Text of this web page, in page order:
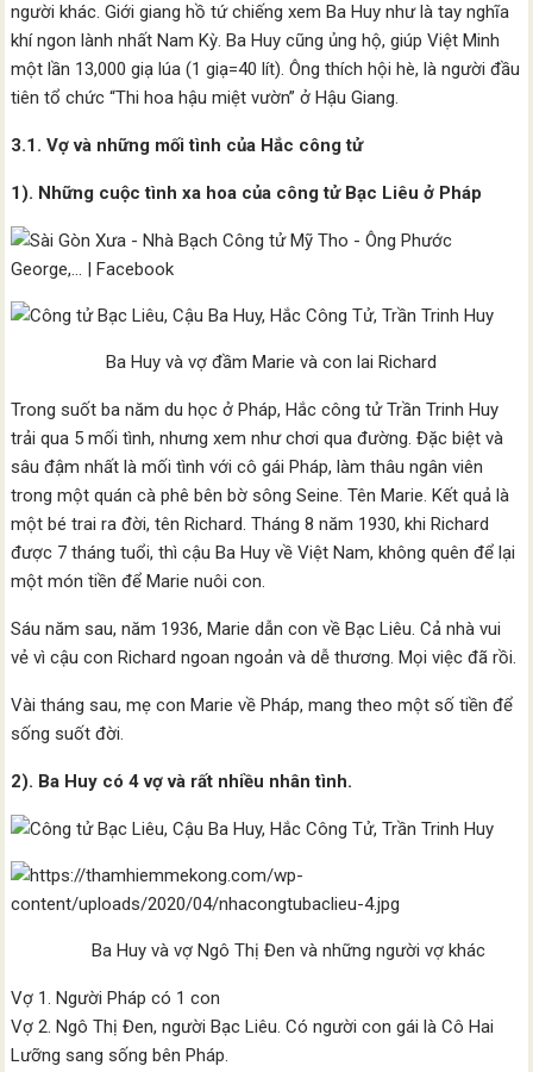
người khác. Giới giang hồ tứ chiếng xem Ba Huy như là tay nghĩa
khí ngon lành nhất Nam Kỳ. Ba Huy cũng ủng hộ, giúp Việt Minh
một lần 13,000 giạ lúa (1 giạ=40 lít). Ông thích hội hè, là người đầu
tiên tổ chức “Thi hoa hậu miệt vườn” ở Hậu Giang.
3.1. Vợ và những mối tình của Hắc công tử
1). Những cuộc tình xa hoa của công tử Bạc Liêu ở Pháp
Ba Huy và vợ đầm Marie và con lai Richard
Trong suốt ba năm du học ở Pháp, Hắc công tử Trần Trinh Huy
trải qua 5 mối tình, nhưng xem như chơi qua đường. Đặc biệt và
sâu đậm nhất là mối tình với cô gái Pháp, làm thâu ngân viên
trong một quán cà phê bên bờ sông Seine. Tên Marie. Kết quả là
một bé trai ra đời, tên Richard. Tháng 8 năm 1930, khi Richard
được 7 tháng tuổi, thì cậu Ba Huy về Việt Nam, không quên để lại
một món tiền để Marie nuôi con.
Sáu năm sau, năm 1936, Marie dẫn con về Bạc Liêu. Cả nhà vui
vẻ vì cậu con Richard ngoan ngoản và dễ thương. Mọi việc đã rồi.
Vài tháng sau, mẹ con Marie về Pháp, mang theo một số tiền để
sống suốt đời.
2). Ba Huy có 4 vợ và rất nhiều nhân tình.
Ba Huy và vợ Ngô Thị Đen và những người vợ khác
Vợ 1. Người Pháp có 1 con
Vợ 2. Ngô Thị Đen, người Bạc Liêu. Có người con gái là Cô Hai
Lưỡng sang sống bên Pháp.